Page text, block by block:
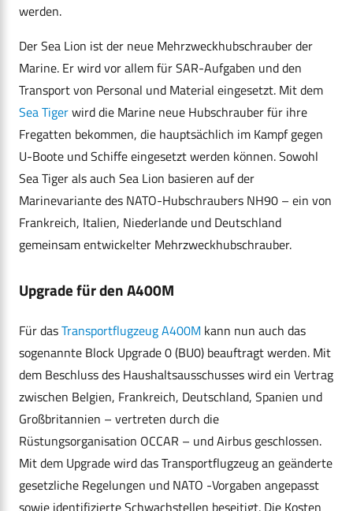
werden.
Der Sea Lion ist der neue Mehrzweckhubschrauber der
Marine. Er wird vor allem für SAR-Aufgaben und den
Transport von Personal und Material eingesetzt. Mit dem
Sea Tigerwird die Marine neue Hubschrauber für ihre
Fregatten bekommen, die hauptsächlich im Kampf gegen
U-Boote und Schiffe eingesetzt werden können. Sowohl
Sea Tiger als auch Sea Lion basieren auf der
Marinevariante des NATO-Hubschraubers NH90 – ein von
Frankreich, Italien, Niederlande und Deutschland
gemeinsam entwickelter Mehrzweckhubschrauber.
Upgrade für den A400M
Für dasTransportflugzeug A400M kann nun auch das
sogenannte Block Upgrade 0 (BU0) beauftragt werden. Mit
dem Beschluss des Haushaltsausschusses wird ein Vertrag
zwischen Belgien, Frankreich, Deutschland, Spanien und
Großbritannien – vertreten durch die
Rüstungsorganisation OCCAR – und Airbus geschlossen.
Mit dem Upgrade wird das Transportflugzeug an geänderte
gesetzliche Regelungen und NATO -Vorgaben angepasst